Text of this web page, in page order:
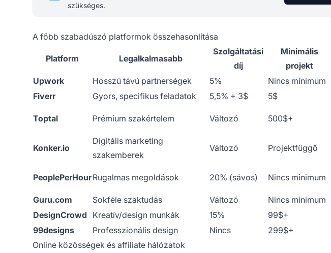
szükséges.
A főbb szabadúszó platformok összehasonlítása
Platform Legalkalmasabb
Szolgáltatási
díj
Minimális
projekt
Upwork Hosszú távú partnerségek 5% Nincs minimum
Fiverr
Gyors, specifikus feladatok 5,5% + 3$ 5$
Toptal Prémium szakértelem Változó 500$+
Konker.io
Digitális marketing
szakemberek
Változó Projektfüggő
PeoplePerHourRugalmas megoldások 20% (sávos) Nincs minimum
Guru.com
Sokféle szaktudás Változó Nincs minimum
DesignCrowd
Kreatív/design munkák 15% 99$+
99designs
Professzionális design Nincs 299$+
Online közösségek és affiliate hálózatok